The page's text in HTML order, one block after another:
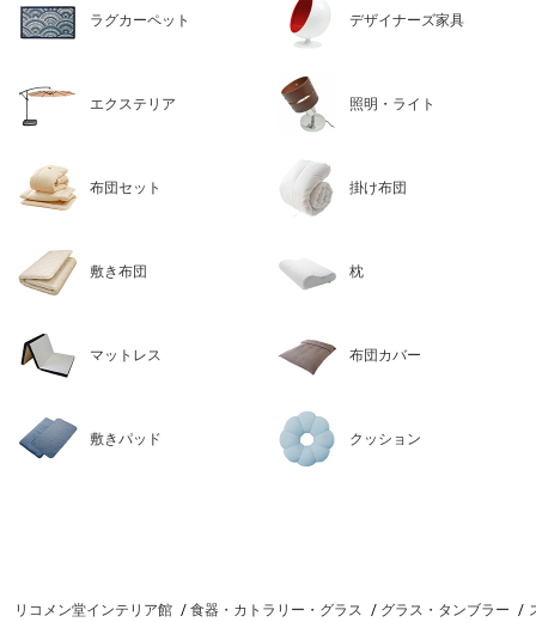
ラグカーペット デザイナーズ家具
エクステリア 照明・ライト
布団セット 掛け布団
敷き布団 枕
マットレス 布団カバー
敷きパッド クッション
リコメン堂インテリア館 食器・カトラリー・グラス グラス・タンブラー